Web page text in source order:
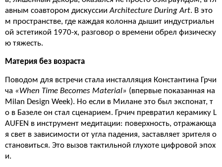
авным соавтором дискуссииArchitecture During Art. В это
м пространстве, где каждая колонна дышит индустриальн
ой эстетикой 1970-х, разговор о времени обрел физическу
ю тяжесть.
Материя без возраста
Поводом для встречи стала инсталляция Константина Грчи
ча «When Time Becomes Material» (впервые показанная на
Milan Design Week). Но если в Милане это был экспонат, т
о в Базеле он стал сценарием. Грчич превратил керамику L
AUFEN в инструмент медитации: поверхность, отражающа
я свет в зависимости от угла падения, заставляет зрителя о
становиться. Это вызов тактильной глухоте цифровой эпох
и.